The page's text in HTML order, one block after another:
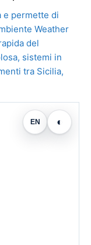
e permette di
Weather
del
sistemi in
tra Sicilia,